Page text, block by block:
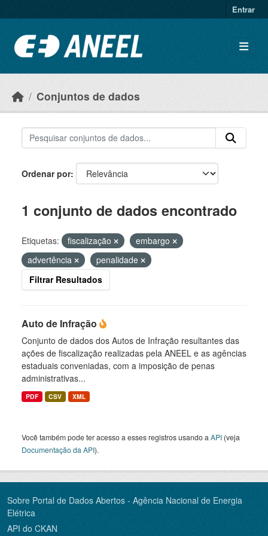
Entrar
Conjuntos de dados
Ordenar por
1 conjunto de dados encontrado
Etiquetas: fiscalização
embargo
advertência
penalidade
Filtrar Resultados
Auto de Infração
Conjunto de dados dos Autos de Infração resultantes das
ações de fiscalização realizadas pela ANEEL e as agências
estaduais conveniadas, com a imposição de penas
administrativas...
PDF CSV XML
Você também pode ter acesso a esses registros usando a API (veja
Documentação da API).
Sobre Portal de Dados Abertos - Agência Nacional de Energia
Elétrica
API do CKAN